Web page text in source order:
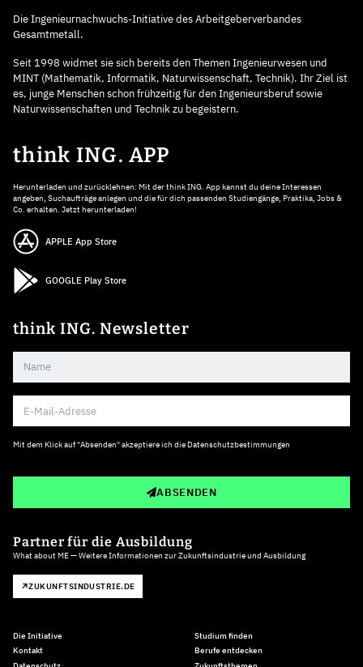
Die Ingenieurnachwuchs-Initiative des Arbeitgeberverbandes
Gesamtmetall.
Seit 1998 widmet sie sich bereits den Themen Ingenieurwesen und
MINT (Mathematik, Informatik, Naturwissenschaft, Technik). Ihr Ziel ist
es, junge Menschen schon frühzeitig für den Ingenieursberuf sowie
Naturwissenschaften und Technik zu begeistern.
think ING. APP
Herunterladen und zurücklehnen: Mit der think ING. App kannst du deine Interessen
angeben, Suchaufträge anlegen und die für dich passenden Studiengänge, Praktika, Jobs &
Co. erhalten. Jetzt herunterladen!
APPLE App Store
GOOGLE Play Store
think ING. Newsletter
Mit dem Klick auf "Absenden" akzeptiere ich die Datenschutzbestimmungen
ABSENDEN
Partner für die Ausbildung
What about ME — Weitere Informationen zur Zukunftsindustrie und Ausbildung
ZUKUNFTSINDUSTRIE.DE
Die Initiative
Kontakt
Studium finden
Berufe entdecken